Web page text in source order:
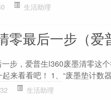
生活助理
零最后一步（爱
步，爱普生l360废墨清零这
来看看吧！ 1、“废墨垫计数
生活助理